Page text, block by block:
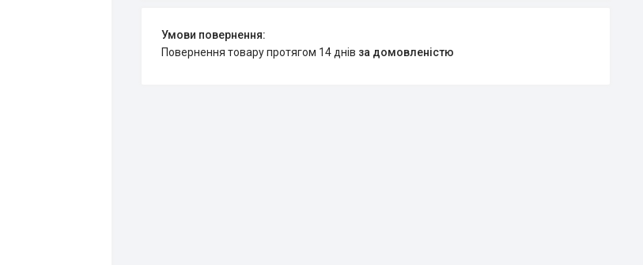
повернення товару протягом 14 днів за домовленістю